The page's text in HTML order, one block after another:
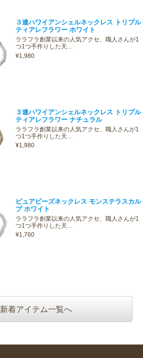
３連ハワイアンシェルネックレス トリプル
ティアレフラワー ホワイト
ララフラ創業以来の人気アクセ、職人さんが1
つ1つ手作りした天…
¥1,980
３連ハワイアンシェルネックレス トリプル
ティアレフラワー ナチュラル
ララフラ創業以来の人気アクセ、職人さんが1
つ1つ手作りした天…
¥1,980
ピュアビーズネックレス モンステラスカル
プ ホワイト
ララフラ創業以来の人気アクセ、職人さんが1
つ1つ手作りした天…
¥1,760
新着アイテム一覧へ